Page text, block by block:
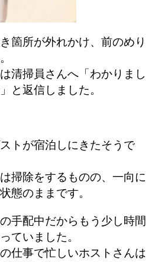
箇所が外れかけ、前のめり
清掃員さんへ「わかりまし
と返信しました。
トが宿泊しにきたそうで
掃除をするものの、一向に
態のままです。
手配中だからもう少し時間
ていました。
仕事で忙しいホストさんは